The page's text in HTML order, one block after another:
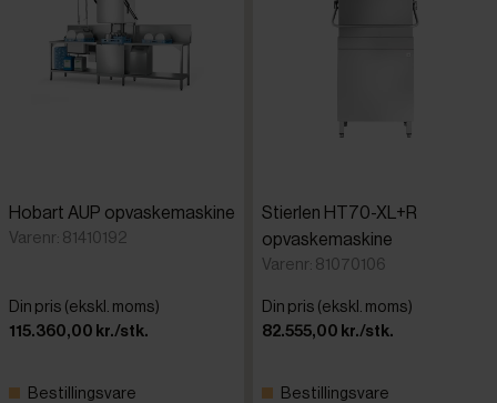
Hobart AUP opvaskemaskine
Varenr: 81410192
Din pris (ekskl. moms)
115.360,00 kr./stk.
Bestillingsvare
Stierlen HT70-XL+R
opvaskemaskine
Varenr: 81070106
Din pris (ekskl. moms)
82.555,00 kr./stk.
Bestillingsvare